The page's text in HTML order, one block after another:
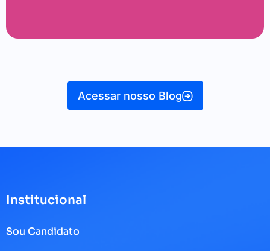
Acessar nosso Blog
Institucional
Sou Candidato